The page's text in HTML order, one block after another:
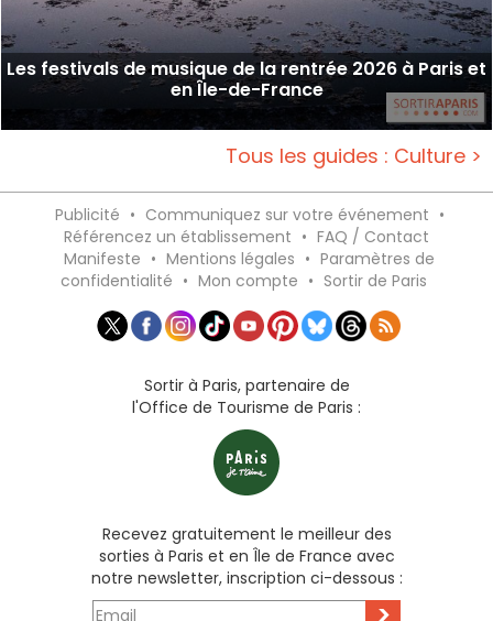
Les festivals de musique de la rentrée 2026 à Paris et
en Île-de-France
Tous les guides : Culture >
Publicité • Communiquez sur votre événement •
Référencez un établissement • FAQ / Contact
Manifeste • Mentions légales • Paramètres de
confidentialité • Mon compte • Sortir de Paris
Sortir à Paris, partenaire de
l'Office de Tourisme de Paris :
Recevez gratuitement le meilleur des
sorties à Paris et en Île de France avec
notre newsletter, inscription ci-dessous :